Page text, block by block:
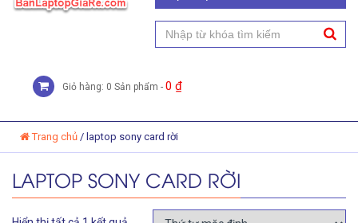
Giỏ hàng: 0 Sản phẩm - 0 ₫
Trang chủ / laptop sony card rời
LAPTOP SONY CARD RỜI